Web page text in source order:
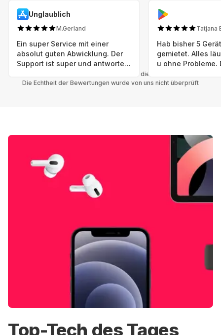
Unglaublich
M.Gerland
Ein super Service mit einer
absolut guten Abwicklung. Der
Support ist super und antworte
Tatjana
Hab bisher 5
gemietet. Alles
u ohne Probleme.
einwandfreien
Nachhaltig u wer
mal wieder ein
hat (Xbox,
Smartphone etc),
Grover nur
Möglichkeit
besteht nach
Alle Bewertungen beziehen sich auf die Grover App.
Die Echtheit der Bewertungen wurde von uns nicht überprüft
Top-Tech des Tages